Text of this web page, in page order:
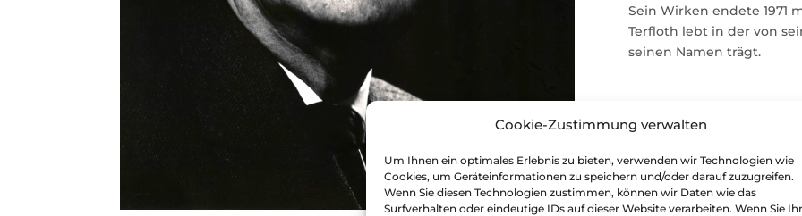
Cookie-Zustimmung verwalten
Um Ihnen ein optimales Erlebnis zu bieten, verwenden wir Technologien wie
Cookies, um Geräteinformationen zu speichern und/oder darauf zuzugreifen.
Wenn Sie diesen Technologien zustimmen, können wir Daten wie das
Surfverhalten oder eindeutige IDs auf dieser Website verarbeiten. Wenn Sie
Sein Wirken endete 1971
Terfloth lebt in der von
seinen Namen trägt.